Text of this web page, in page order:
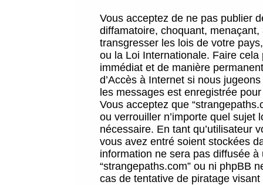
Vous acceptez de ne pas publier
diffamatoire, choquant,
transgresser les lois de votre
ou la Loi Internationale. Faire
immédiat et de manière
d’Accès à Internet si nous
les messages est enregistrée
Vous acceptez que
ou verrouiller n’importe quel sujet
nécessaire. En tant qu’utilisateur
vous avez entré soient stockées
information ne sera pas diffusée
“strangepaths.com” ou ni phpBB
cas de tentative de piratage